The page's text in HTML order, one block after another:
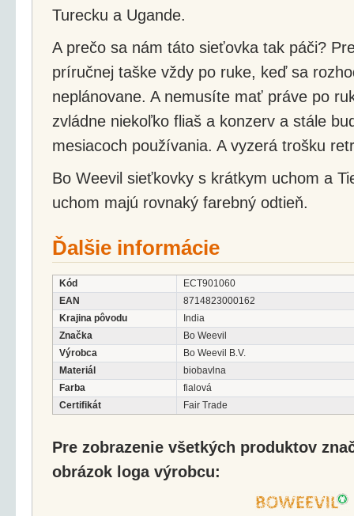
Turecku a Ugande.
A prečo sa nám táto sieťovka tak páči?
príručnej taške vždy po ruke, keď sa
neplánovane. A nemusíte mať práve po
zvládne niekoľko fliaš a konzerv a stále
mesiacoch používania. A vyzerá trošku
Bo Weevil sieťkovky s krátkym uchom a
uchom majú rovnaký farebný odtieň.
Ďalšie informácie
Kód
ECT901060
EAN
8714823000162
Krajina pôvodu
India
Značka
Bo Weevil
Výrobca
Bo Weevil B.V.
Materiál
biobavlna
Farba
fialová
Certifikát
Fair Trade
Pre zobrazenie všetkých produktov
obrázok loga výrobcu: